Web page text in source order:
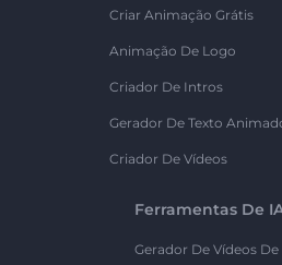
Criar Animação Grátis
Animação De Logo
Criador De Intros
Gerador De Texto
Criador De Vídeos
Ferramentas De
Gerador De Vídeos De